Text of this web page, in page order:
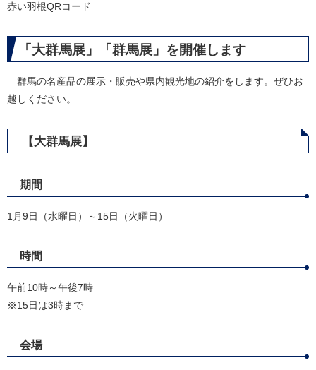
赤い羽根QRコード
「大群馬展」「群馬展」を開催します
群馬の名産品の展示・販売や県内観光地の紹介をします。ぜひお
越しください。
【大群馬展】
期間
1月9日（水曜日）～15日（火曜日）
時間
午前10時～午後7時
※15日は3時まで
会場